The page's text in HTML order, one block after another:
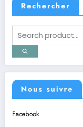
Rechercher
Nous suivre
Facebook